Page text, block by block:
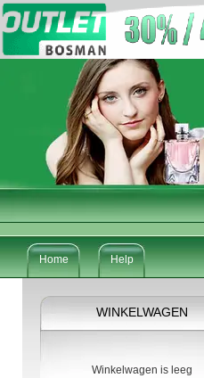
Home Help
WINKELWAGEN
Winkelwagen is leeg